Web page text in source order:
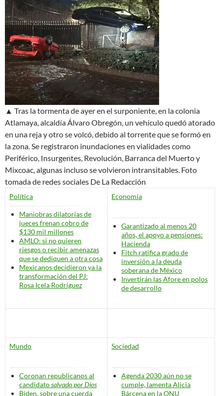
▲ Tras la tormenta de ayer en el surponiente, en la colonia
Atlamaya, alcaldía Álvaro Obregón, un vehículo quedó atorado
en una reja y otro se volcó, debido al torrente que se formó en
la zona. Se registraron inundaciones en vialidades como
Periférico, Insurgentes, Revolución, Barranca del Muerto y
Mixcoac, algunas incluso se volvieron intransitables. Foto
tomada de redes sociales De La Redacción
Política
Maniobras dilatorias de
jueces frenan cobro de
$130 mil millones
AMLO: si no quieren
riesgos o recibir amenazas
que se dediquen a otra cosa
Mexicanos decidieron ya la
transformación del PJ:
Rosa Icela Rodríguez
Economía
Garantizado al menos 20
años, el apoyo a pensiones:
Hacienda
Fitch ratifica grado de
inversión a la deuda
soberana de México
Invertirán las Afore en polos
de desarrollo
Mundo
Coronan republicanos al
candidatosalvado por Dios
Biden, sobre una cuerda
Sociedad
Agenda 2030 aún no se
cumple, lamenta Alicia
Bárcena en la ONU